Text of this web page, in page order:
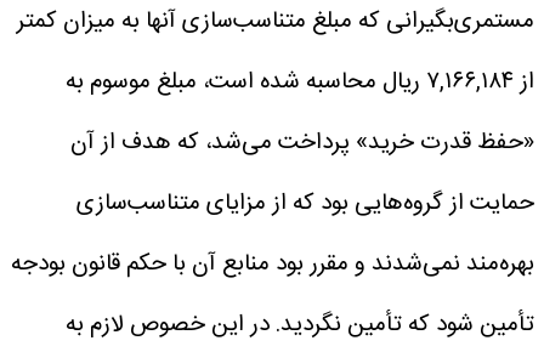
مستمری‌بگیرانی که مبلغ متناسب‌سازی آنها به‌ میزان کمتر
از ۷,۱۶۶,۱۸۴ ریال محاسبه شده است، مبلغ موسوم به
«حفظ قدرت خرید» پرداخت می‌شد، که هدف از آن
حمایت از گروه‌هایی بود که از مزایای متناسب‌سازی
بهره‌مند نمی‌شدند و مقرر بود منابع آن با حکم قانون بودجه
تأمین شود که تأمین نگردید.در این خصوص لازم به